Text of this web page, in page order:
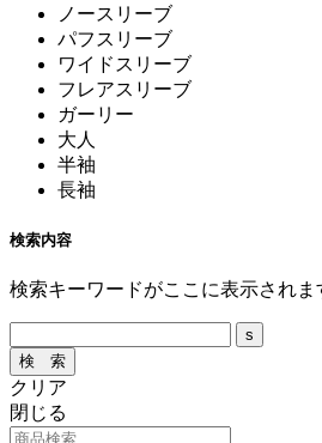
ノースリーブ
パフスリーブ
ワイドスリーブ
フレアスリーブ
ガーリー
大人
半袖
長袖
検索内容
検索キーワードがここに表示されま
クリア
閉じる